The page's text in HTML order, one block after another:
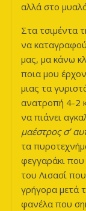
αλλά στο
Στα τσιμέντα
να
μας, μα κάνω
ποια μου
μιας τα
ανατροπή 4-2
να πιάνει
μαέστρος σ’
τα
φεγγαράκι
του Λισασί
γρήγορα μετά
φανέλα που